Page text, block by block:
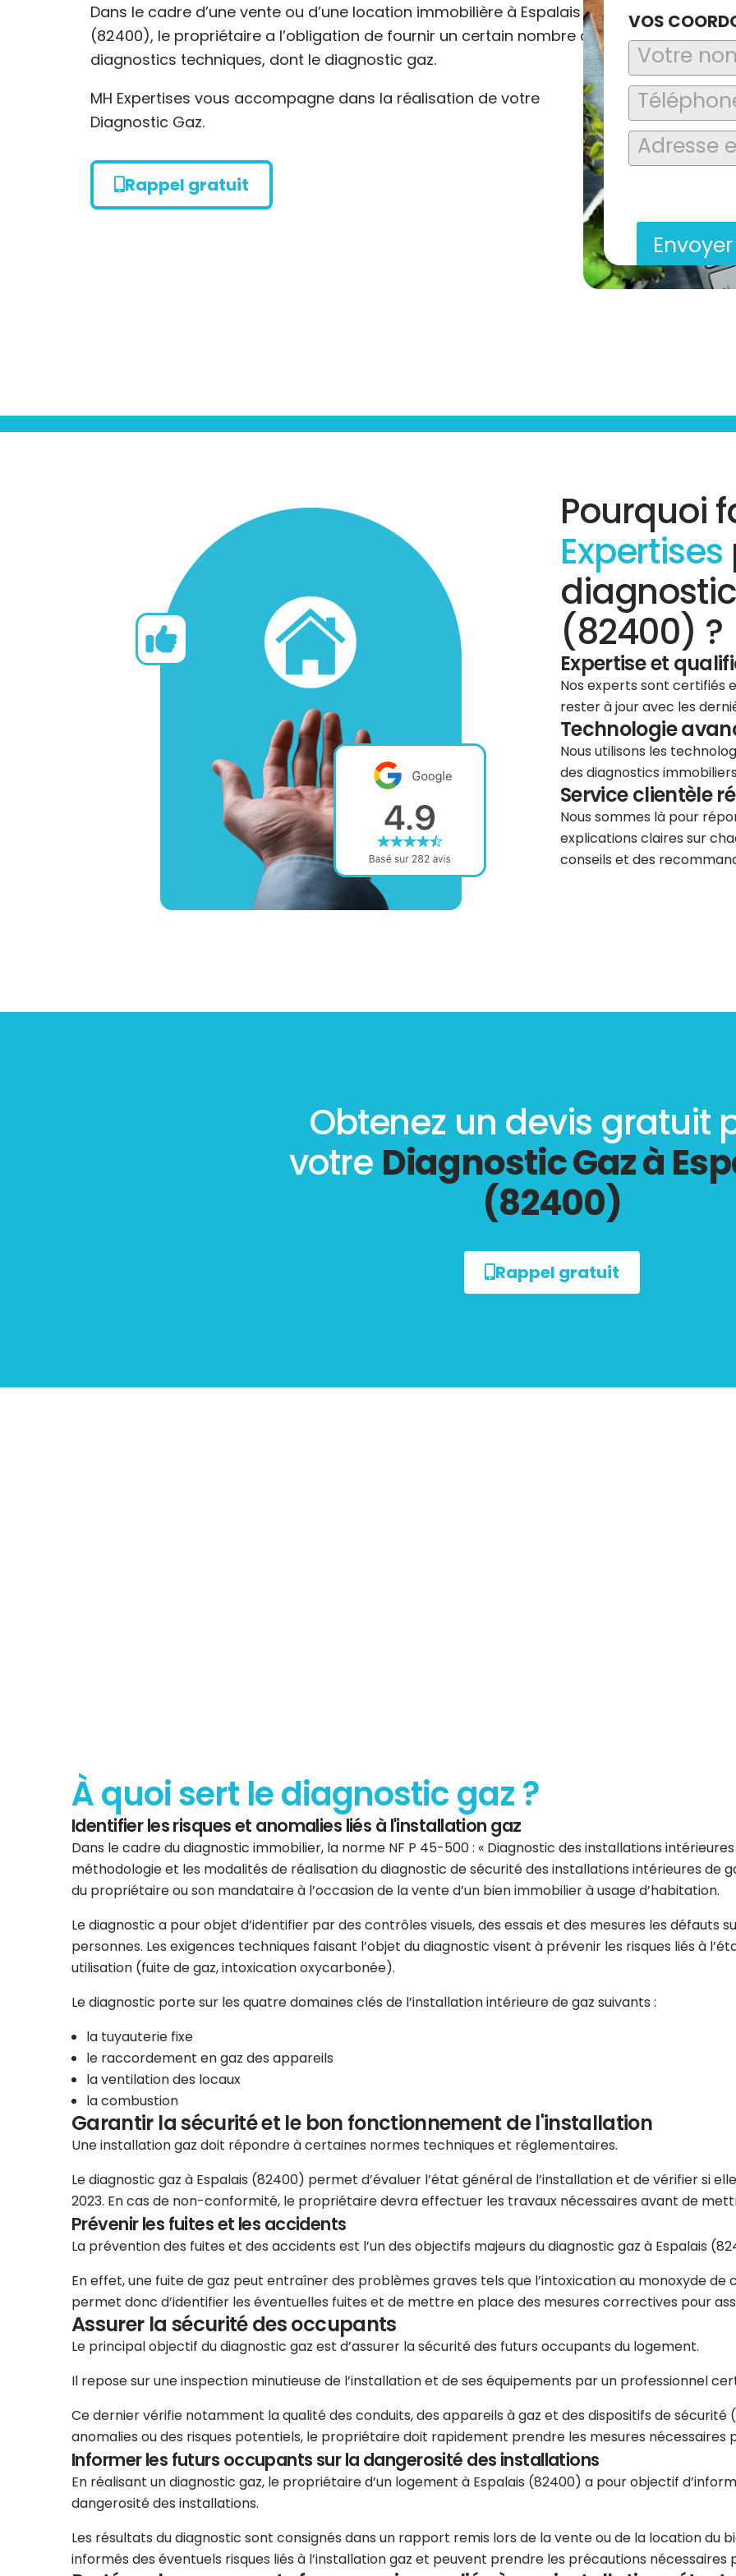
Dans le cadre d’une vente ou d’une location immobilière à Espalais
(82400), le propriétaire a l’obligation de fournir un certain nombre de
diagnostics techniques, dont le diagnostic gaz.
MH Expertises vous accompagne dans la réalisation de votre
Diagnostic Gaz.
Rappel gratuit
VOS
Pourquoi
Expertises
(82400) ?
Expertise et
Nos experts sont certifiés
rester à jour avec les
Technologie
Nous utilisons les
des diagnostics
Service clientèle
Nous sommes là pour
explications claires sur
conseils et des
Obtenez un devis gratuit
votre Diagnostic Gaz à
(82400)
Rappel gratuit
À quoi sert le diagnostic gaz ?
Identifier les risques et anomalies liés à l'installation gaz
Dans le cadre du diagnostic immobilier, la norme NF P 45-500 : « Diagnostic des installations
méthodologie et les modalités de réalisation du diagnostic de sécurité des installations intérieures de
du propriétaire ou son mandataire à l’occasion de la vente d’un bien immobilier à usage d’habitation.
Le diagnostic a pour objet d’identifier par des contrôles visuels, des essais et des mesures les
personnes. Les exigences techniques faisant l’objet du diagnostic visent à prévenir les risques liés à
utilisation (fuite de gaz, intoxication oxycarbonée).
Le diagnostic porte sur les quatre domaines clés de l’installation intérieure de gaz suivants :
la tuyauterie fixe
le raccordement en gaz des appareils
la ventilation des locaux
la combustion
Garantir la sécurité et le bon fonctionnement de l'installation
Une installation gaz doit répondre à certaines normes techniques et réglementaires.
Le diagnostic gaz à Espalais (82400) permet d’évaluer l’état général de l’installation et de vérifier si
2023. En cas de non-conformité, le propriétaire devra effectuer les travaux nécessaires avant de
Prévenir les fuites et les accidents
La prévention des fuites et des accidents est l’un des objectifs majeurs du diagnostic gaz à Espalais
En effet, une fuite de gaz peut entraîner des problèmes graves tels que l’intoxication au monoxyde de
permet donc d’identifier les éventuelles fuites et de mettre en place des mesures correctives pour
Assurer la sécurité des occupants
Le principal objectif du diagnostic gaz est d’assurer la sécurité des futurs occupants du logement.
Il repose sur une inspection minutieuse de l’installation et de ses équipements par un professionnel
Ce dernier vérifie notamment la qualité des conduits, des appareils à gaz et des dispositifs de sécurité
anomalies ou des risques potentiels, le propriétaire doit rapidement prendre les mesures nécessaires
Informer les futurs occupants sur la dangerosité des installations
En réalisant un diagnostic gaz, le propriétaire d’un logement à Espalais (82400) a pour objectif
dangerosité des installations.
Les résultats du diagnostic sont consignés dans un rapport remis lors de la vente ou de la location du
informés des éventuels risques liés à l’installation gaz et peuvent prendre les précautions